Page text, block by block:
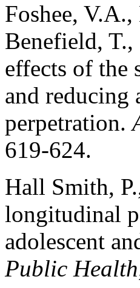
Foshee,
Benefield,
effects of the
and reducing
perpetration.
619-624.
Hall Smith,
longitudinal
adolescent
Public